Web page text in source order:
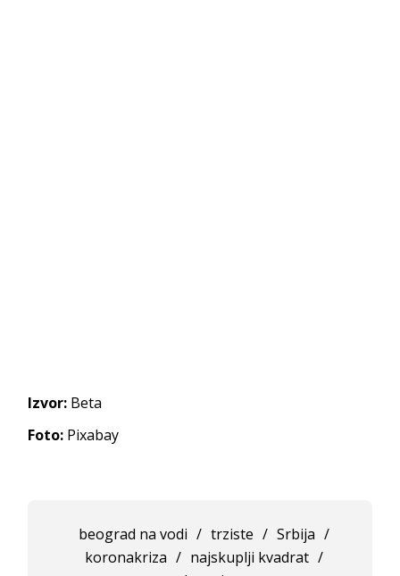
Izvor: Beta
Foto: Pixabay
beograd na vodi / trziste / Srbija /
koronakriza / najskuplji kvadrat /